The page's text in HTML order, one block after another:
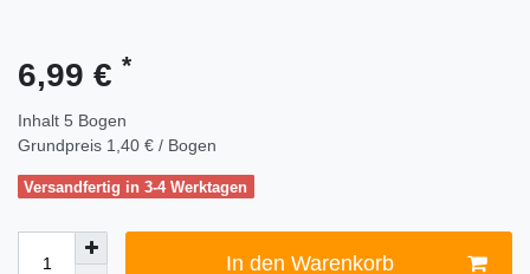
6,99 € *
Inhalt 5 Bogen
Grundpreis 1,40 € / Bogen
Versandfertig in 3-4 Werktagen
In den Warenkorb